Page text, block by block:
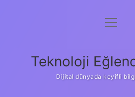
Anasayfa
Yasal Uyarı
menüyü
Teknoloji
Dijital dünyada keyifli